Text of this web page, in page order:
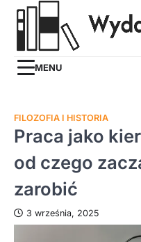
Skip
MENU
FILOZOFIA I HISTORIA
Praca jako
od czego
zarobić
3 września, 2025